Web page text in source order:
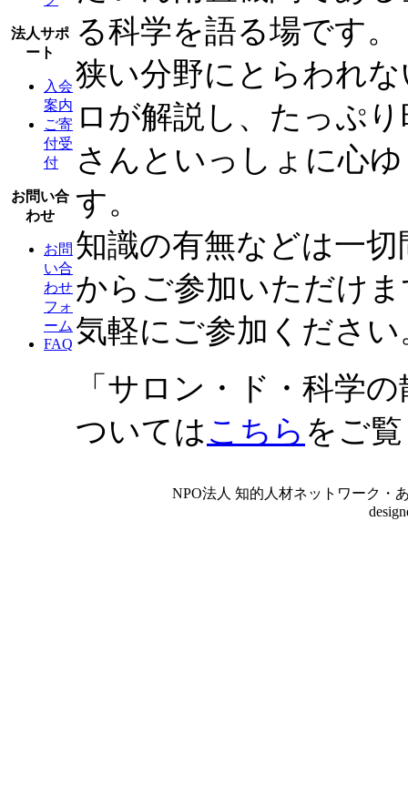
法人サポ
ート
入会
案内
ご寄
付受
付
お問い合
わせ
お問
い合
わせ
フォ
ーム
FAQ
る科学を語る場です。
狭い分野にとらわれ
ロが解説し、たっぷ
さんといっしょに心
す。
知識の有無などは一
からご参加いただけ
気軽にご参加ください
「サロン・ド・科学
ついてはこちら をご
NPO法人 知的人材ネットワーク・